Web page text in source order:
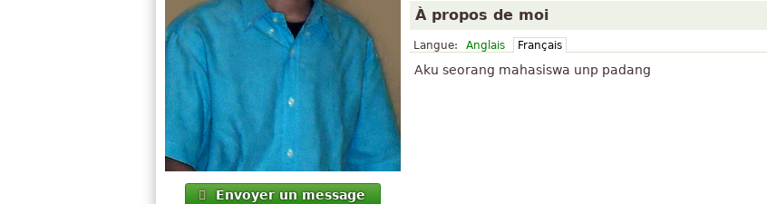
Envoyer un message
À propos de moi
Langue: Anglais Français
Aku seorang mahasiswa unp padang